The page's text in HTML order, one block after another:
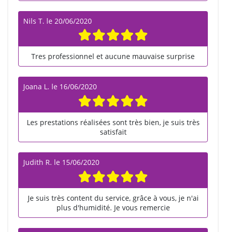
Nils T. le 20/06/2020
Tres professionnel et aucune mauvaise surprise
Joana L. le 16/06/2020
Les prestations réalisées sont très bien, je suis très
satisfait
Judith R. le 15/06/2020
Je suis très content du service, grâce à vous, je n'ai
plus d'humidité. Je vous remercie